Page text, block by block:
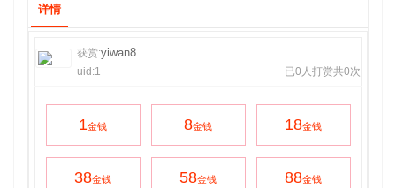
详情
获赏:yiwan8
已0人打赏共0次
uid:1
1金钱 8金钱 18金钱
38金钱 58金钱 88金钱